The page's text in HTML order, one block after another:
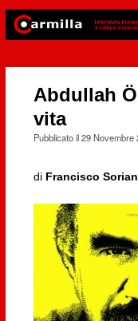
Abdullah
vita
Pubblicato il29 Novembre
di Francisco